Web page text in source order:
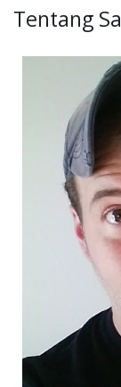
Tentang